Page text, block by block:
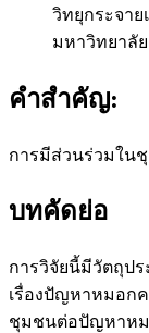
วิทยุกระจา
มหาวิทยาลั
คำสำคัญ:
การมีส่วนร่วมใน
บทคัดย่อ
การวิจัยนี้มีวัตถุป
เรื่องปัญหาหมอก
ชุมชนต่อปัญหาหม